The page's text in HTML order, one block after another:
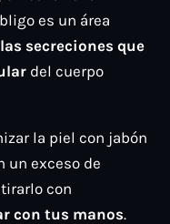
es un área
secreciones que
del cuerpo
la piel con jabón
un exceso de
con
con tus manos.